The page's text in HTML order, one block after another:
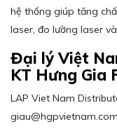
hệ thống giúp tăng
laser, đo lường laser
Đại lý Việt
KT Hưng Gia
LAP Viet Nam
giau@hgpvietnam.com